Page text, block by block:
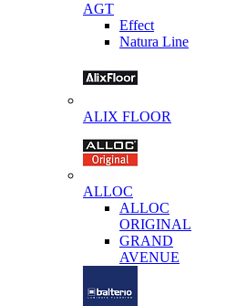
AGT
Effect
Natura Line
ALIX FLOOR
ALLOC
ALLOC
ORIGINAL
GRAND
AVENUE